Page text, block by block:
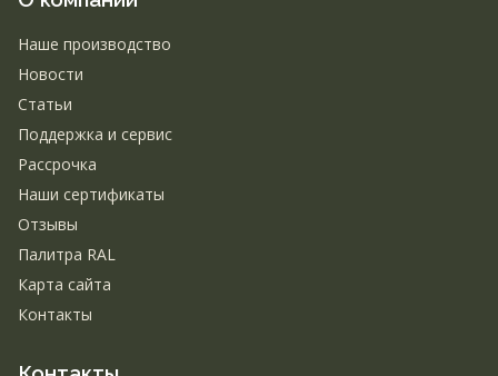
Наше производство
Новости
Статьи
Поддержка и сервис
Рассрочка
Наши сертификаты
Отзывы
Палитра RAL
Карта сайта
Контакты